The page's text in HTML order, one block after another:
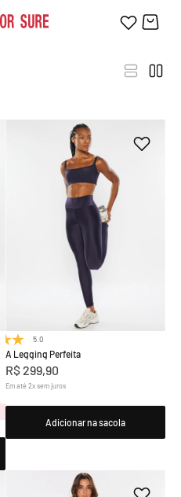
5.0
A Legging Perfeita
R$299,90
Em até2xsem juros
Adicionar na sacola